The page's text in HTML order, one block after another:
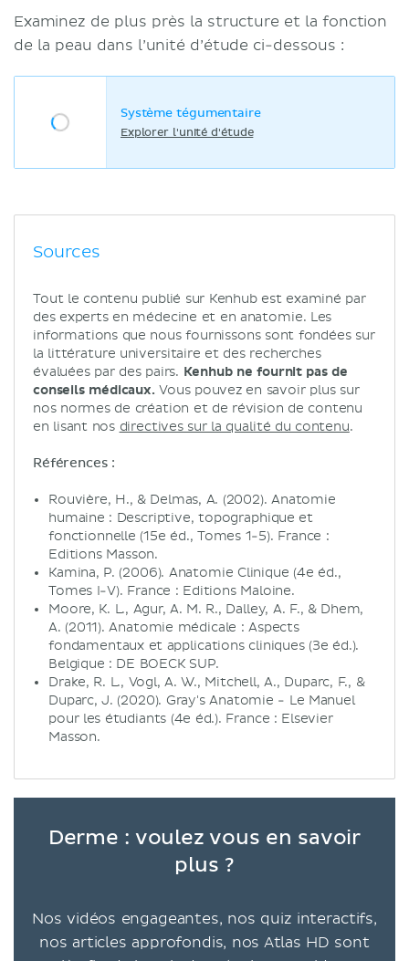
Examinez de plus près la structure et la fonction
de la peau dans l’unité d’étude ci-dessous :
Système tégumentaire
Explorer l'unité d'étude
Sources
Tout le contenu publié sur Kenhub est examiné par
des experts en médecine et en anatomie. Les
informations que nous fournissons sont fondées sur
la littérature universitaire et des recherches
évaluées par des pairs. Kenhub ne fournit pas de
conseils médicaux. Vous pouvez en savoir plus sur
nos normes de création et de révision de contenu
en lisant nos directives sur la qualité du contenu.
Références :
Rouvière, H., & Delmas, A. (2002). Anatomie
humaine : Descriptive, topographique et
fonctionnelle (15e éd., Tomes 1-5). France :
Editions Masson.
Kamina, P. (2006). Anatomie Clinique (4e éd.,
Tomes I-V). France : Editions Maloine.
Moore, K. L., Agur, A. M. R., Dalley, A. F., & Dhem,
A. (2011). Anatomie médicale : Aspects
fondamentaux et applications cliniques (3e éd.).
Belgique : DE BOECK SUP.
Drake, R. L., Vogl, A. W., Mitchell, A., Duparc, F., &
Duparc, J. (2020). Gray's Anatomie - Le Manuel
pour les étudiants (4e éd.). France : Elsevier
Masson.
Derme : voulez vous en savoir
plus ?
Nos vidéos engageantes, nos quiz interactifs,
nos articles approfondis, nos Atlas HD sont